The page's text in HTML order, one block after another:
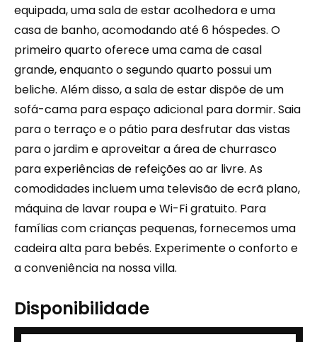
equipada, uma sala de estar acolhedora e uma
casa de banho, acomodando até 6 hóspedes. O
primeiro quarto oferece uma cama de casal
grande, enquanto o segundo quarto possui um
beliche. Além disso, a sala de estar dispõe de um
sofá-cama para espaço adicional para dormir. Saia
para o terraço e o pátio para desfrutar das vistas
para o jardim e aproveitar a área de churrasco
para experiências de refeições ao ar livre. As
comodidades incluem uma televisão de ecrã plano,
máquina de lavar roupa e Wi-Fi gratuito. Para
famílias com crianças pequenas, fornecemos uma
cadeira alta para bebés. Experimente o conforto e
a conveniência na nossa villa.
Disponibilidade